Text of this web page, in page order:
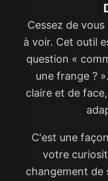
Cessez de
à voir. Cet outil
question «
une frange ?
claire et de
C'est une
votre
changement de